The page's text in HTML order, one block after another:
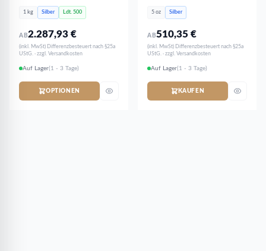
1 kg Silber Ldt. 500
AB2.287,93€
(inkl. MwSt) Differenzbesteuert nach §25a
UStG. · zzgl. Versandkosten
Auf Lager(1 - 3 Tage)
OPTIONEN
5 oz Silber
AB510,35€
(inkl. MwSt) Differenzbesteuert nach §25a
UStG. · zzgl. Versandkosten
Auf Lager(1 - 3 Tage)
KAUFEN